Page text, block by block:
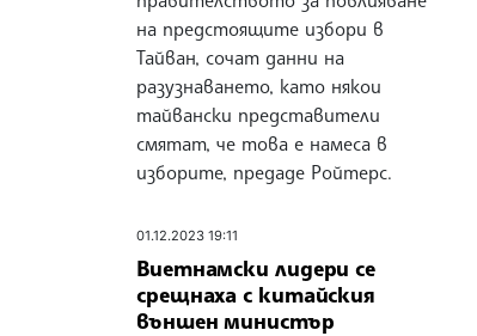
на предстоящите избори в
Тайван, сочат данни на
разузнаването, като някои
тайвански представители
смятат, че това е намеса в
изборите, предаде Ройтерс.
01.12.2023 19:11
Виетнамски лидери се
срещнаха с китайския
външен министър